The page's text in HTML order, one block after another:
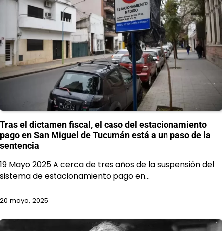
Tras el dictamen fiscal, el caso del estacionamiento
pago en San Miguel de Tucumán está a un paso de la
sentencia
19 Mayo 2025 A cerca de tres años de la suspensión del
sistema de estacionamiento pago en…
20 mayo, 2025